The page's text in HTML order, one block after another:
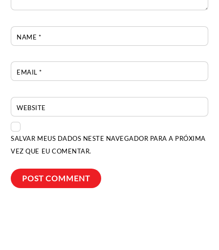
NAME *
EMAIL*
WEBSITE
SALVAR MEUS DADOS NESTE NAVEGADOR PARA A PRÓXIMA
VEZ QUE EU COMENTAR.